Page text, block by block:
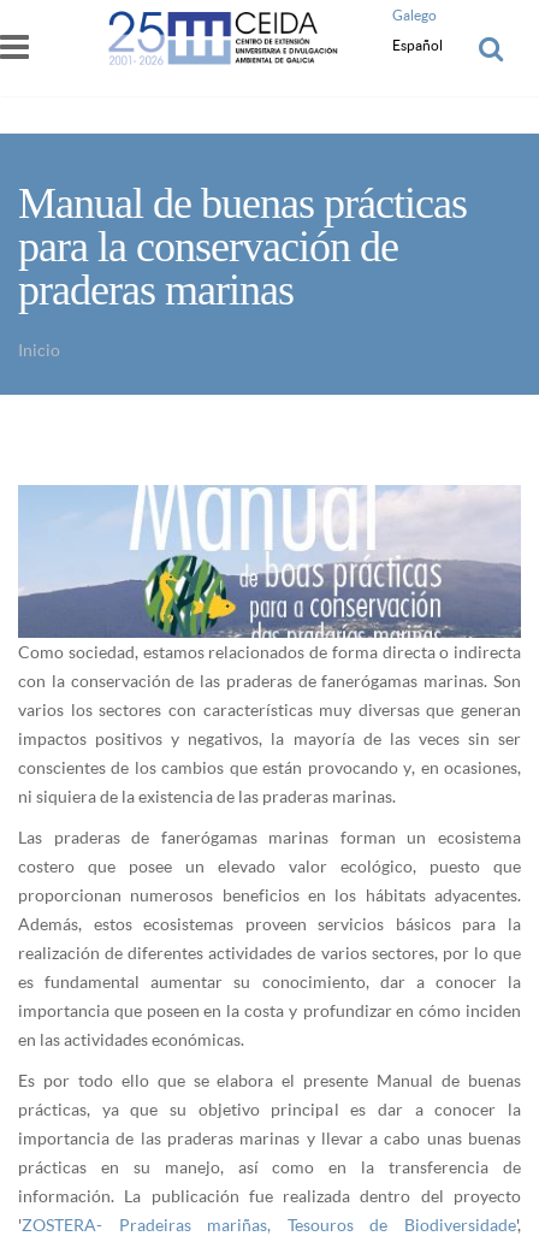
Pasar al contenido principal
Galego
Español
Manual de buenas prácticas
para la conservación de
praderas marinas
Inicio
Como sociedad, estamos relacionados de forma directa o indirecta
con la conservación de las praderas de fanerógamas marinas. Son
varios los sectores con características muy diversas que generan
impactos positivos y negativos, la mayoría de las veces sin ser
conscientes de los cambios que están provocando y, en ocasiones,
ni siquiera de la existencia de las praderas marinas.
Las praderas de fanerógamas marinas forman un ecosistema
costero que posee un elevado valor ecológico, puesto que
proporcionan numerosos beneficios en los hábitats adyacentes.
Además, estos ecosistemas proveen servicios básicos para la
realización de diferentes actividades de varios sectores, por lo que
es fundamental aumentar su conocimiento, dar a conocer la
importancia que poseen en la costa y profundizar en cómo inciden
en las actividades económicas.
Es por todo ello que se elabora el presente Manual de buenas
prácticas, ya que su objetivo principal es dar a conocer la
importancia de las praderas marinas y llevar a cabo unas buenas
prácticas en su manejo, así como en la transferencia de
información. La publicación fue realizada dentro del proyecto
'ZOSTERA- Pradeiras mariñas, Tesouros de Biodiversidade',